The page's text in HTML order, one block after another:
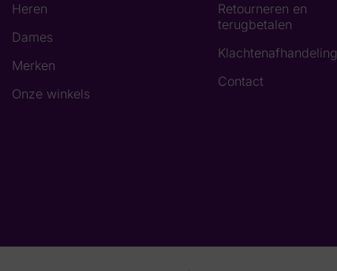
Heren
Dames
Merken
Onze winkels
Retourneren en
terugbetalen
Klachtenafhandeling
Contact